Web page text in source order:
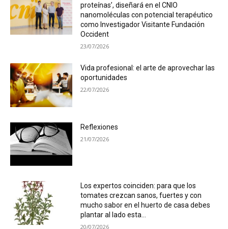
proteínas’, diseñará en el CNIO
nanomoléculas con potencial terapéutico
como Investigador Visitante Fundación
Occident
23/07/2026
Vida profesional: el arte de aprovechar las
oportunidades
22/07/2026
Reflexiones
21/07/2026
Los expertos coinciden: para que los
tomates crezcan sanos, fuertes y con
mucho sabor en el huerto de casa debes
plantar al lado esta...
20/07/2026